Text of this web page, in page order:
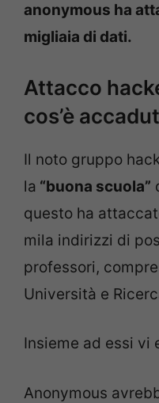
anonymous ha
migliaia di dati.
Attacco
cos’è
Il noto gruppo
la “buona scuola”
questo ha
mila indirizzi di
professori,
Università e
Insieme ad essi vi
Anonymous